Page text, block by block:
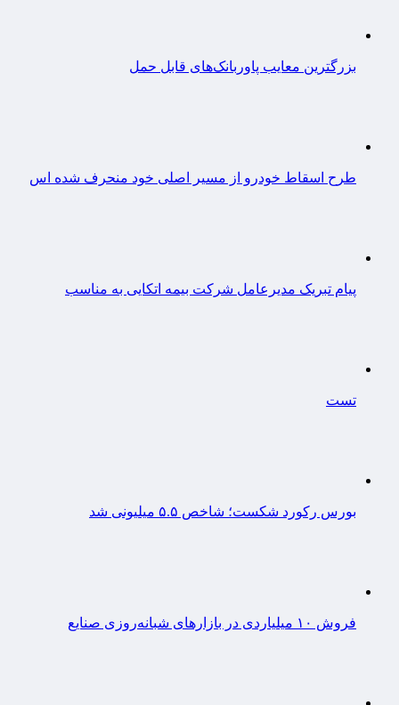
بزرگترین معایب پاوربانک‌های قابل حمل
طرح اسقاط خودرو از مسیر اصلی خود منحرف شده اس
پیام تبریک مدیرعامل شرکت بیمه اتکایی به مناسب
تست
بورس رکورد شکست؛ شاخص ۵.۵ میلیونی شد
فروش ۱۰ میلیاردی در بازارهای شبانه‌روزی صنایع